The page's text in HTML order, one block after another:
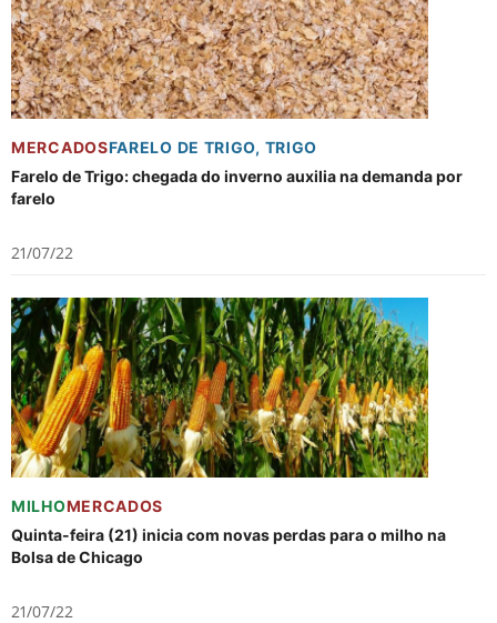
MERCADOSFARELO DE TRIGO, TRIGO
Farelo de Trigo: chegada do inverno auxilia na demanda por
farelo
21/07/22
MILHOMERCADOS
Quinta-feira (21) inicia com novas perdas para o milho na
Bolsa de Chicago
21/07/22